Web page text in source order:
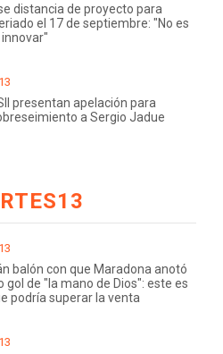
distancia de proyecto para
el 17 de septiembre: "No es
presentan apelación para
a Sergio Jadue
balón con que Maradona anotó
gol de "la mano de Dios": este es
podría superar la venta